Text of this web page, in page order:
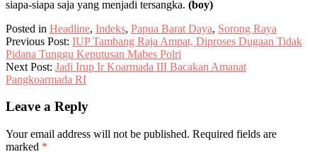
siapa-siapa saja yang menjadi tersangka. (boy)
Posted in Headline, Indeks, Papua Barat Daya, Sorong Raya
Previous Post: IUP Tambang Raja Ampat, Diproses Dugaan Tidak
Pidana Tunggu Keputusan Mabes Polri
Next Post: Jadi Irup Ir Koarmada III Bacakan Amanat
Pangkoarmada RI
Leave a Reply
Your email address will not be published. Required fields are
marked *